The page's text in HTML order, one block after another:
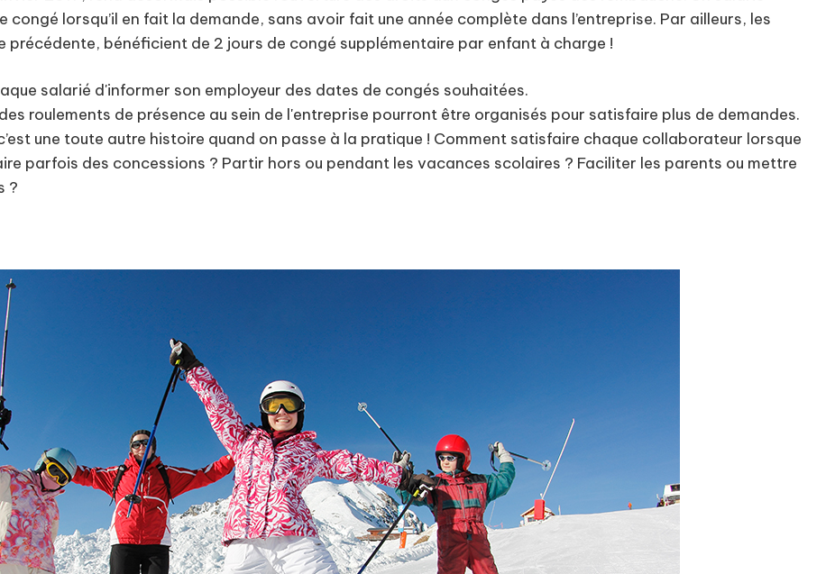
lorsqu’il en fait la demande, sans avoir fait une année complète dans l’entreprise. Par ailleurs, les
précédente, bénéficient de 2 jours de congé supplémentaire par enfant à charge !
salarié d'informer son employeur des dates de congés souhaitées.
roulements de présence au sein de l'entreprise pourront être organisés pour satisfaire plus de demandes.
une toute autre histoire quand on passe à la pratique ! Comment satisfaire chaque collaborateur lorsque
parfois des concessions ? Partir hors ou pendant les vacances scolaires ? Faciliter les parents ou mettre
?